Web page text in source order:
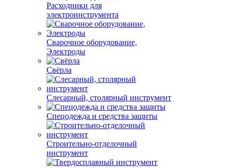
Расходники для
электроинструмента
Сварочное оборудование,
Электроды
Свёрла
Слесарный, столярный инструмент
Спецодежда и средства защиты
Строительно-отделочный
инструмент